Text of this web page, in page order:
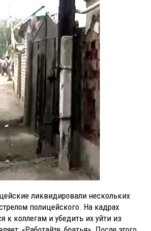
ликвидировали нескольких
полицейского. На кадрах
к коллегам и убедить их уйти из